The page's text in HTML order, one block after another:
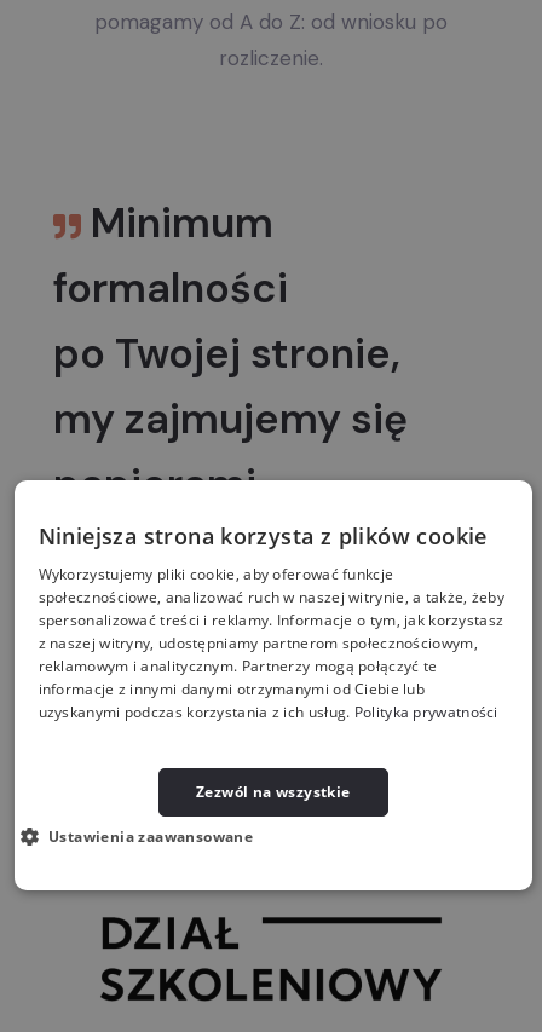
pomagamy od A do Z: od wniosku po
rozliczenie.
Minimum
formalności
po Twojej stronie,
my zajmujemy się
papierami
Niniejsza strona korzysta z plików cookie
Wykorzystujemy pliki cookie, aby oferować funkcje
społecznościowe, analizować ruch w naszej witrynie, a także, żeby
spersonalizować treści i reklamy. Informacje o tym, jak korzystasz
z naszej witryny, udostępniamy partnerom społecznościowym,
reklamowym i analitycznym. Partnerzy mogą połączyć te
informacje z innymi danymi otrzymanymi od Ciebie lub
uzyskanymi podczas korzystania z ich usług. Polityka prywatności
Zezwól na wszystkie
Ustawienia zaawansowane